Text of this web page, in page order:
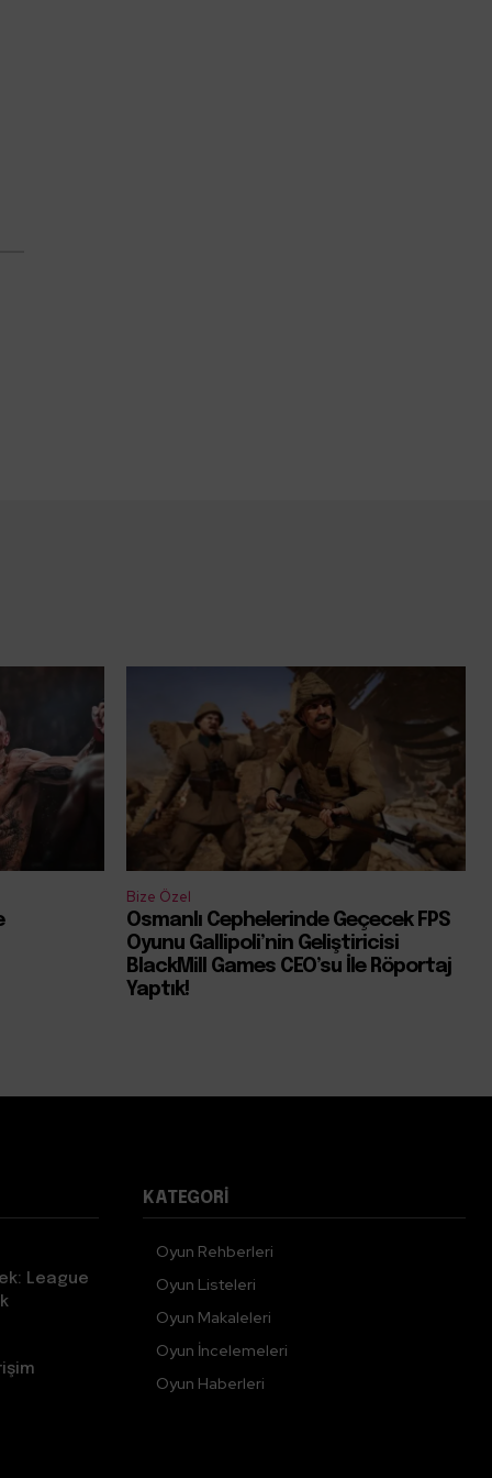
Bize Özel
Osmanlı Cephelerinde Geçecek FPS
Oyunu Gallipoli’nin Geliştiricisi
BlackMill Games CEO’su İle Röportaj
Yaptık!
League
KATEGORI
Oyun Rehberleri
Oyun Listeleri
Oyun Makaleleri
Oyun İncelemeleri
Oyun Haberleri